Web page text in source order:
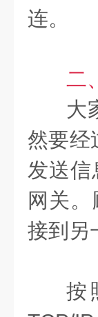
连。
二
大
然要经
发送信
网关
接到另
按